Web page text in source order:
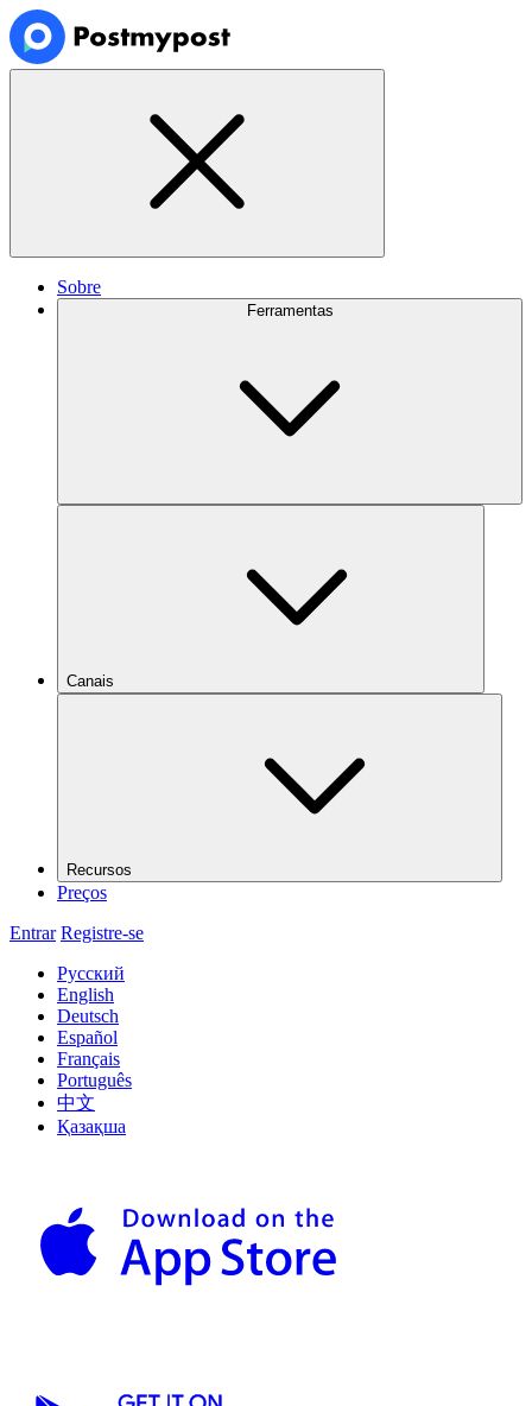
Sobre
Ferramentas
Canais
Recursos
Preços
Entrar Registre-se
Русский
English
Deutsch
Español
Français
Português
中文
Қазақша